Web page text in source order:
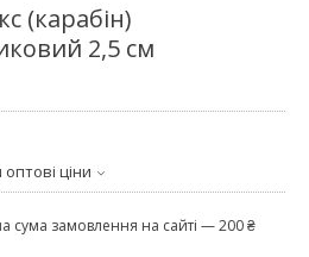
(карабін)
2,5 см
ціни
сума замовлення на сайті — 200 ₴